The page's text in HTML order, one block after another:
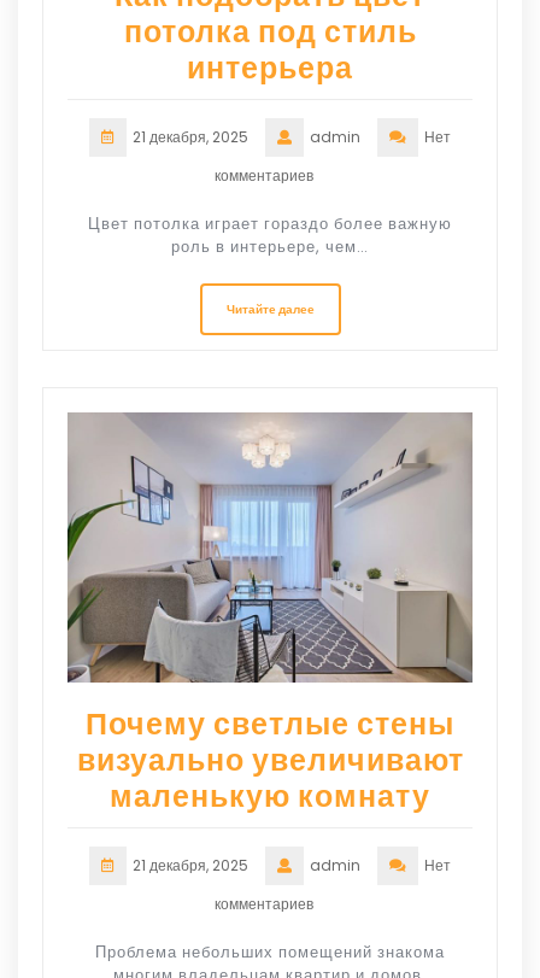
потолка под стиль
интерьера
21 декабря, 2025 admin
Нет
комментариев
Цвет потолка играет гораздо более важную
роль в интерьере, чем…
Читайте далее
Почему светлые стены
визуально увеличивают
маленькую комнату
21 декабря, 2025 admin
Нет
комментариев
Проблема небольших помещений знакома